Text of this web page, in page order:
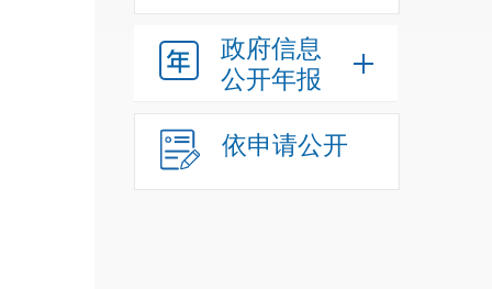
政府信息
公开年报
依申请公开